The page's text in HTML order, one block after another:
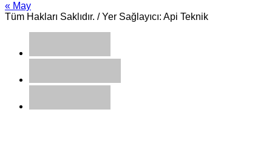
« May
Tüm Hakları Saklıdır. / Yer Sağlayıcı: Api Teknik